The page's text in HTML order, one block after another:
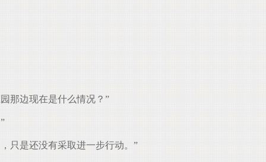
那边现在是什么情况？”
只是还没有采取进一步行动。”